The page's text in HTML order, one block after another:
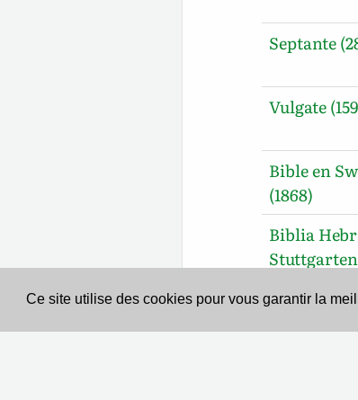
Ce site utilise des cookies pour vous garantir la
Septante
Vulgate
Bible en
(1868)
Biblia